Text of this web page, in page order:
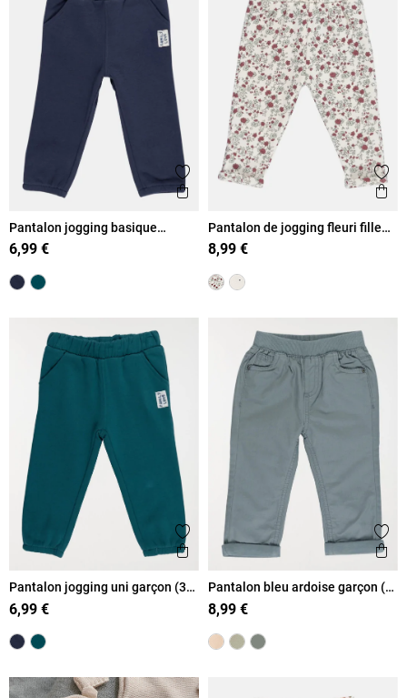
Ajouter aux favoris
Aperçu rapide
Pantalon jogging basique
garçon (3-36M)
6,99 €
Pantalon de jogging fleuri fille
(3-36M)
8,99 €
Ajouter aux favoris
Aperçu rapide
Pantalon jogging uni garçon (3-
36M)
6,99 €
Pantalon bleu ardoise garçon (3-
36M)
8,99 €